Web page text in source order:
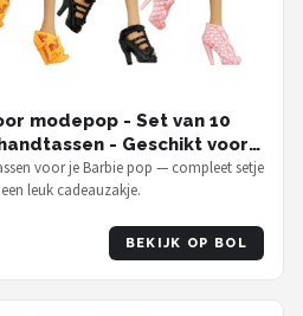
modepop - Set van 10
- Geschikt voor
voor je Barbie pop — compleet setje
leuk cadeauzakje.
BEKIJK OP BOL